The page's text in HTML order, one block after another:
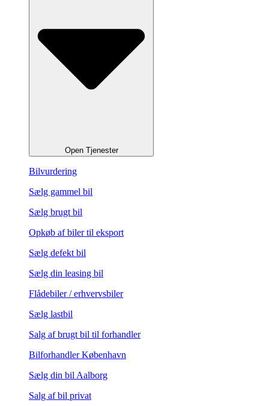
Open Tjenester
Bilvurdering
Sælg gammel bil
Sælg brugt bil
Opkøb af biler til eksport
Sælg defekt bil
Sælg din leasing bil
Flådebiler / erhvervsbiler
Sælg lastbil
Salg af brugt bil til forhandler
Bilforhandler København
Sælg din bil Aalborg
Salg af bil privat